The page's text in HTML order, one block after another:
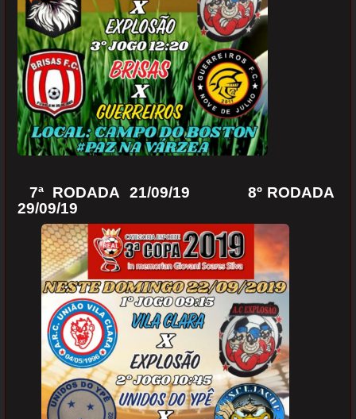
7ª RODADA 21/09/19 8º RODADA
29/09/19